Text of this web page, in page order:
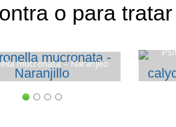
o para
mucronata – Naranjillo